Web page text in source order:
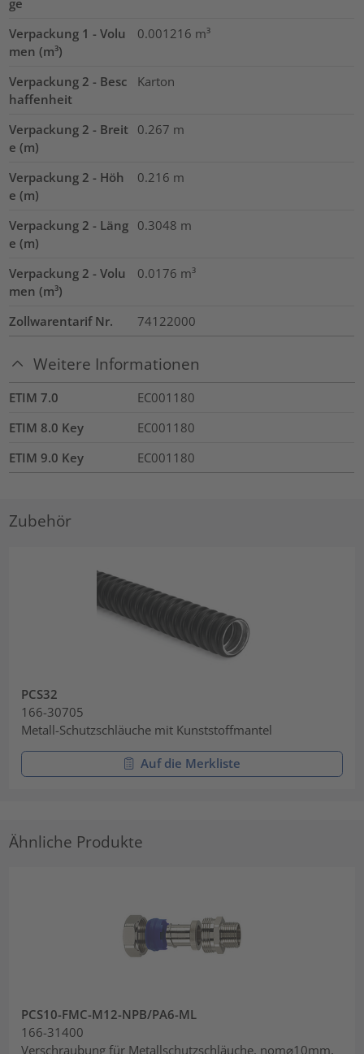
ge
Verpackung 1 - Volu
men (m³)
0.001216 m³
Verpackung 2 - Besc
haffenheit
Karton
Verpackung 2 - Breit
e (m)
0.267 m
Verpackung 2 - Höh
e (m)
0.216 m
Verpackung 2 - Läng
e (m)
0.3048 m
Verpackung 2 - Volu
men (m³)
0.0176 m³
Zollwarentarif Nr. 74122000
Weitere Informationen
ETIM 7.0
EC001180
ETIM 8.0 Key
EC001180
ETIM 9.0 Key
EC001180
Zubehör
PCS32
166-30705
Metall-Schutzschläuche mit Kunststoffmantel
Auf die Merkliste
Ähnliche Produkte
PCS10-FMC-M12-NPB/PA6-ML
166-31400
Verschraubung für Metallschutzschläuche, nom⌀10mm,